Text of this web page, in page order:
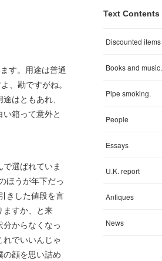
す。用途は普通
、勘ですがね。
はともあれ、
箱って意外と
選ばれていま
ほうが年下だっ
きした値段を言
ますか、と来
からなくなっ
でいいんじゃ
顔を思い詰め
Text Contents
Discounted items
Books and music.
Pipe smoking.
People
Essays
U.K. report
Antiques
News